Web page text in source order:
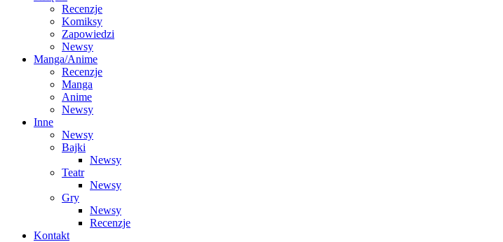
Recenzje
Komiksy
Zapowiedzi
Newsy
Manga/Anime
Recenzje
Manga
Anime
Newsy
Inne
Newsy
Bajki
Newsy
Teatr
Newsy
Gry
Newsy
Recenzje
Kontakt